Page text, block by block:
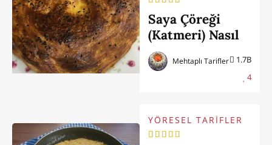
Saya Çöreği
(Katmeri) Nasıl
Yapılır (Yozgat
Yöresi)
1.7B
4
Mehtaplı Tarifler
YÖRESEL TARİFLER